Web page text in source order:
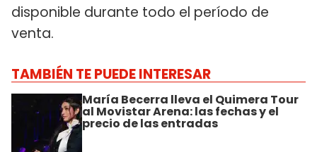
disponible durante todo el período de
venta.
TAMBIÉN TE PUEDE INTERESAR
María Becerra lleva el Quimera Tour
al Movistar Arena: las fechas y el
precio de las entradas